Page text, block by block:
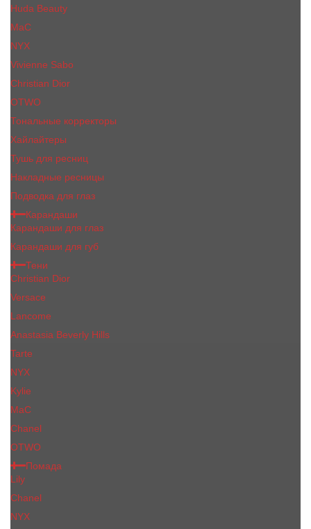
Huda Beauty
МаС
NYX
Vivienne Sabo
Сhristiаn Diоr
OTWO
Тональные корректоры
Хайлайтеры
Тушь для ресниц
Накладные ресницы
Подводка для глаз
Карандаши
Карандаши для глаз
Карандаши для губ
Тени
Christian Dior
Versace
Lancome
Anastasia Beverly Hills
Tarte
NYX
Kylie
MaC
Сhanеl
OTWO
Помада
Lily
Chanel
NYX